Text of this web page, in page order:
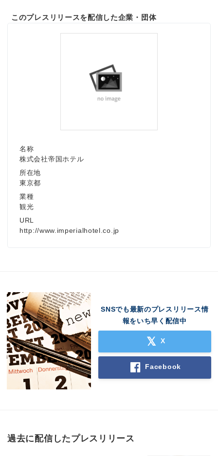
このプレスリリースを配信した企業・団体
名称
株式会社帝国ホテル
所在地
東京都
業種
観光
URL
http://www.imperialhotel.co.jp
SNSでも最新のプレスリリース情
報をいち早く配信中
X
Facebook
過去に配信したプレスリリース